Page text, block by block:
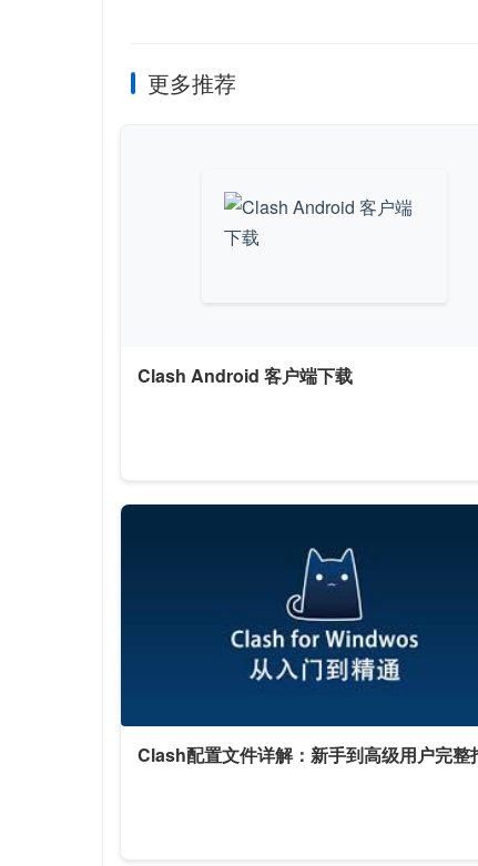
更多推荐
Clash Android 客户端下载
Clash配置文件详解：新手到高级用户完整